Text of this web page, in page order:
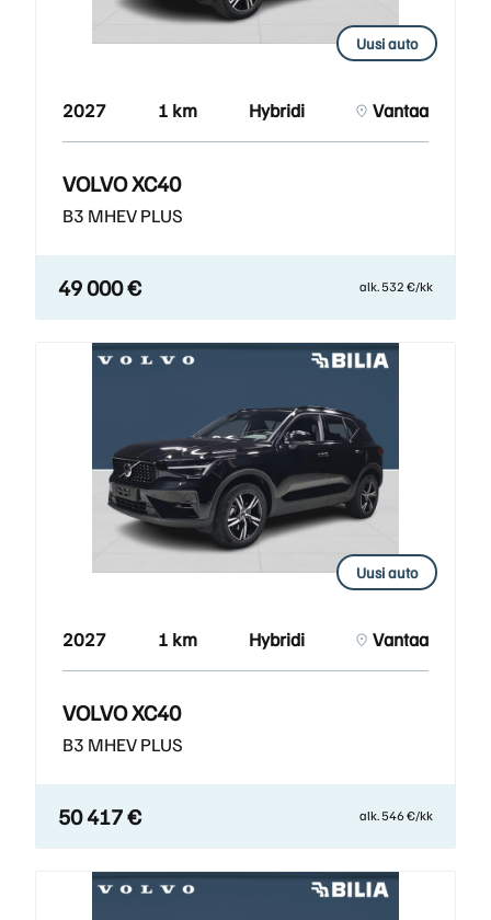
Uusi auto
2027 1 km Hybridi Vantaa
VOLVO XC40
B3 MHEV PLUS
49 000 € alk. 532 €/kk
Uusi auto
2027 1 km Hybridi Vantaa
VOLVO XC40
B3 MHEV PLUS
50 417 € alk. 546 €/kk